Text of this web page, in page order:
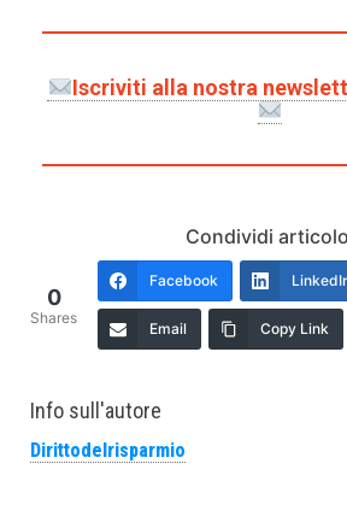
Iscriviti alla nostra
Condividi
0
Shares
Facebook
Email Copy Link
Info sull'autore
Dirittodelrisparmio